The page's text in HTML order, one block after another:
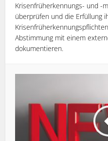
Krisenfrüherkennungs- und -
überprüfen und die Erfüllung
Abstimmung mit einem
dokumentieren.